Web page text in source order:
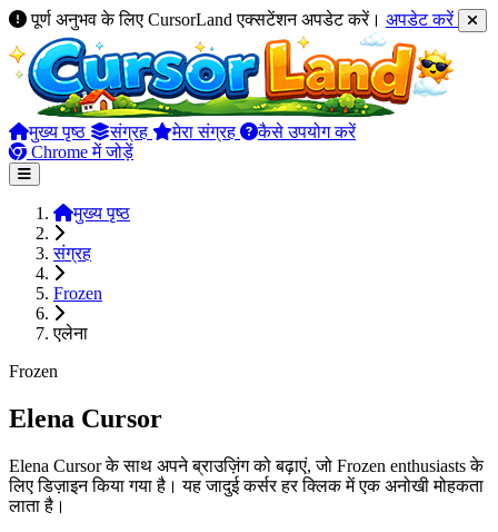
पूर्ण अनुभव के लिए CursorLand एक्सटेंशन अपडेट करें। अपडेट करें
मुख्य पृष्ठ संग्रह मेरा संग्रह
कैसे उपयोग करें
Chrome में जोड़ें
मुख्य पृष्ठ
संग्रह
Frozen
एलेना
Frozen
Elena Cursor
Elena Cursor के साथ अपने ब्राउज़िंग को बढ़ाएं, जो Frozen enthusiasts के
लिए डिज़ाइन किया गया है। यह जादुई कर्सर हर क्लिक में एक अनोखी मोहकता
लाता है।